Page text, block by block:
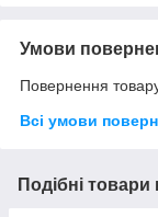
Умови
Повернення
Всі умови
Подібні товари